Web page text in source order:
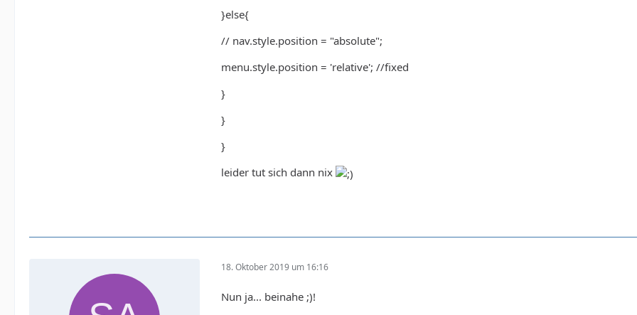
}else{
// nav.style.position = "absolute";
menu.style.position = 'relative'; //fixed
}
}
}
leider tut sich dann nix
18. Oktober 2019 um 16:16
Nun ja... beinahe ;)!